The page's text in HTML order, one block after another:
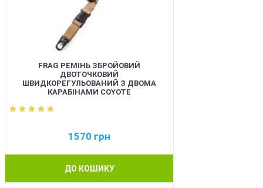
FRAG РЕМІНЬ ЗБРОЙОВИЙ
ДВОТОЧКОВИЙ
ШВИДКОРЕГУЛЬОВАНИЙ З ДВОМА
КАРАБІНАМИ COYOTE
1570 грн
ДО КОШИКУ